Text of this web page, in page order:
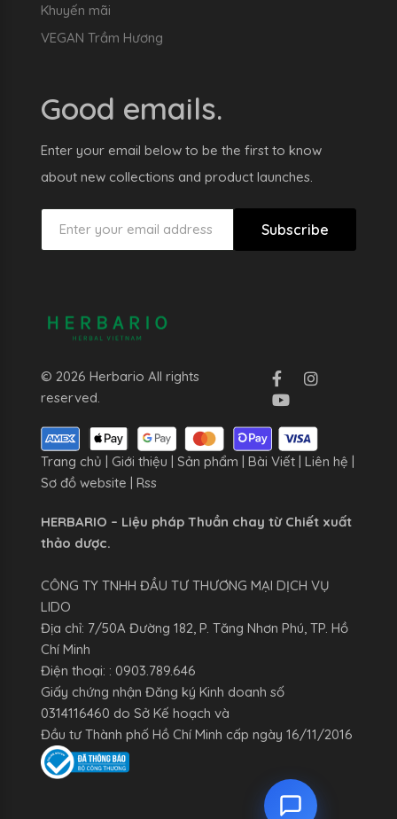
Khuyến mãi
VEGAN Trầm Hương
Good emails.
Enter your email below to be the first to know
about new collections and product launches.
Subscribe
© 2026 Herbario All rights
reserved.
Trang chủ Giới thiệu Sản phẩm Bài Viết Liên hệ
Sơ đồ website
Rss
HERBARIO – Liệu pháp Thuần chay từ Chiết xuất
thảo dược.
CÔNG TY TNHH ĐẦU TƯ THƯƠNG MẠI DỊCH VỤ
LIDO
Địa chỉ: 7/50A Đường 182, P. Tăng Nhơn Phú, TP. Hồ
Chí Minh
Điện thoại: : 0903.789.646
Giấy chứng nhận Đăng ký Kinh doanh số
0314116460 do Sở Kế hoạch và
Đầu tư Thành phố Hồ Chí Minh cấp ngày 16/11/2016